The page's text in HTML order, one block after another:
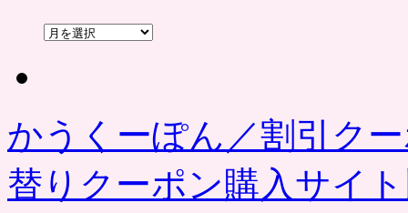
過
かうくーぽん／割引ク
替りクーポン購入サイ